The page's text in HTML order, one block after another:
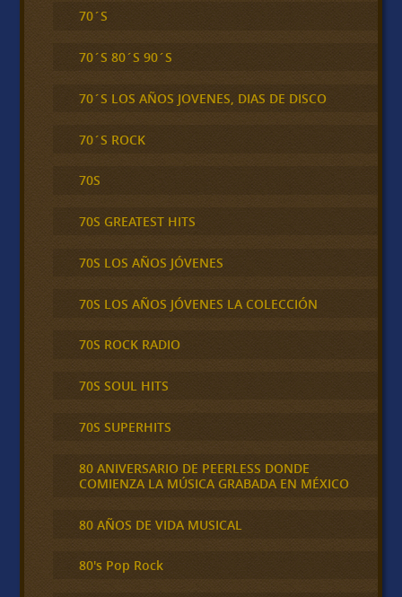
70´S
70´S 80´S 90´S
70´S LOS AÑOS JOVENES, DIAS DE DISCO
70´S ROCK
70S
70S GREATEST HITS
70S LOS AÑOS JÓVENES
70S LOS AÑOS JÓVENES LA COLECCIÓN
70S ROCK RADIO
70S SOUL HITS
70S SUPERHITS
80 ANIVERSARIO DE PEERLESS DONDE
COMIENZA LA MÚSICA GRABADA EN MÉXICO
80 AÑOS DE VIDA MUSICAL
80's Pop Rock